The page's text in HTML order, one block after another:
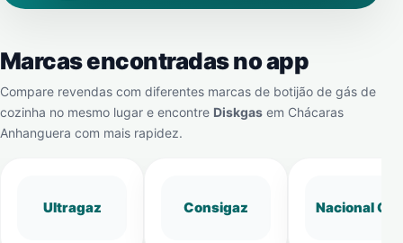
Marcas encontradas no app
Compare revendas com diferentes marcas de botijão de gás de
cozinha no mesmo lugar e encontre Diskgas em Chácaras
Anhanguera com mais rapidez.
Ultragaz Consigaz Nacional Gás